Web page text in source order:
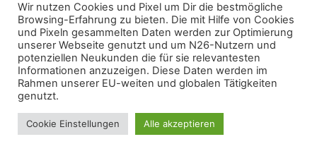
Wir nutzen Cookies und Pixel um Dir die bestmögliche
Browsing-Erfahrung zu bieten. Die mit Hilfe von Cookies
und Pixeln gesammelten Daten werden zur Optimierung
unserer Webseite genutzt und um N26-Nutzern und
potenziellen Neukunden die für sie relevantesten
Informationen anzuzeigen. Diese Daten werden im
Rahmen unserer EU-weiten und globalen Tätigkeiten
genutzt.
Cookie Einstellungen Alle akzeptieren